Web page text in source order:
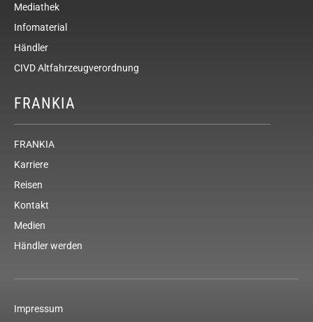
Mediathek
Infomaterial
Händler
CIVD Altfahrzeugverordnung
FRANKIA
FRANKIA
Karriere
Reisen
Kontakt
Medien
Händler werden
Impressum